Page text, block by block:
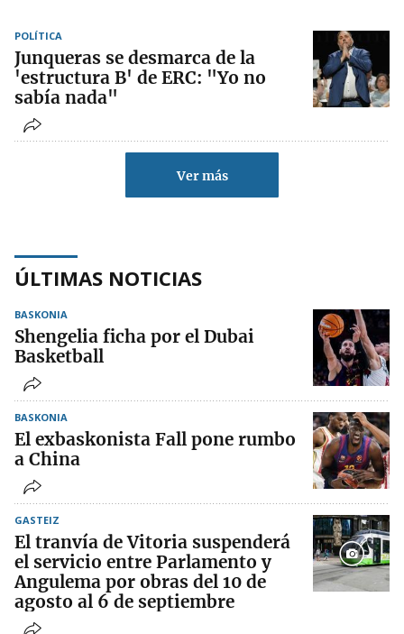
POLÍTICA
Junqueras se desmarca de la
'estructura B' de ERC: "Yo no
sabía nada"
Ver más
ÚLTIMAS NOTICIAS
BASKONIA
Shengelia ficha por el Dubai
Basketball
BASKONIA
El exbaskonista Fall pone rumbo
a China
GASTEIZ
El tranvía de Vitoria suspenderá
el servicio entre Parlamento y
Angulema por obras del 10 de
agosto al 6 de septiembre